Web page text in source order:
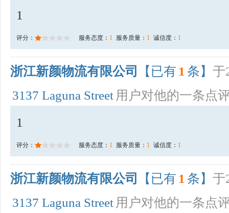
1
评分： 服务态度： 1 服务质量： 1 诚信度： 1
浙江新颜物流有限公司 【已有 1 条】 于
3137 Laguna Street 用户对他的一条点
1
评分： 服务态度： 1 服务质量： 1 诚信度： 1
浙江新颜物流有限公司 【已有 1 条】 于
3137 Laguna Street 用户对他的一条点